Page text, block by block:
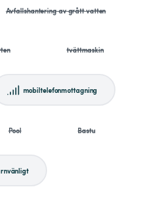
Avfallshantering av grått vatten
tvättmaskin
mobiltelefonmottagning
Pool Bastu